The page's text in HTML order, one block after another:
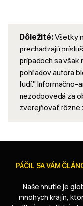
Dôležité:Všetky
prechádzajú
prípadoch sa však
pohľadov autora
ľudí." Informačno-
nezodpovedá za
zverejňovať rôzne
PÁČIL SA VÁM
Naše hnutie je
mnohých krajín,